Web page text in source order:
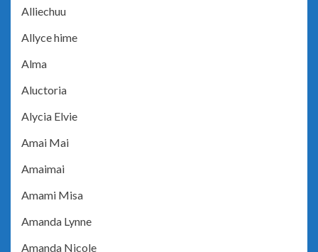
Alliechuu
Allyce hime
Alma
Aluctoria
Alycia Elvie
Amai Mai
Amaimai
Amami Misa
Amanda Lynne
Amanda Nicole